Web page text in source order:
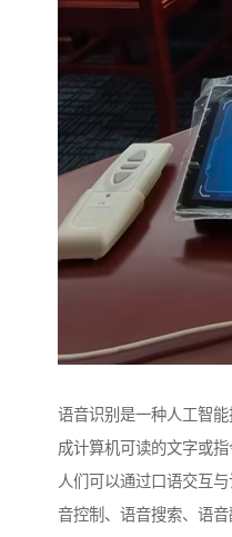
语音识别是一种人工智
成计算机可读的文字或指
人们可以通过口语交互
音控制、语音搜索、语